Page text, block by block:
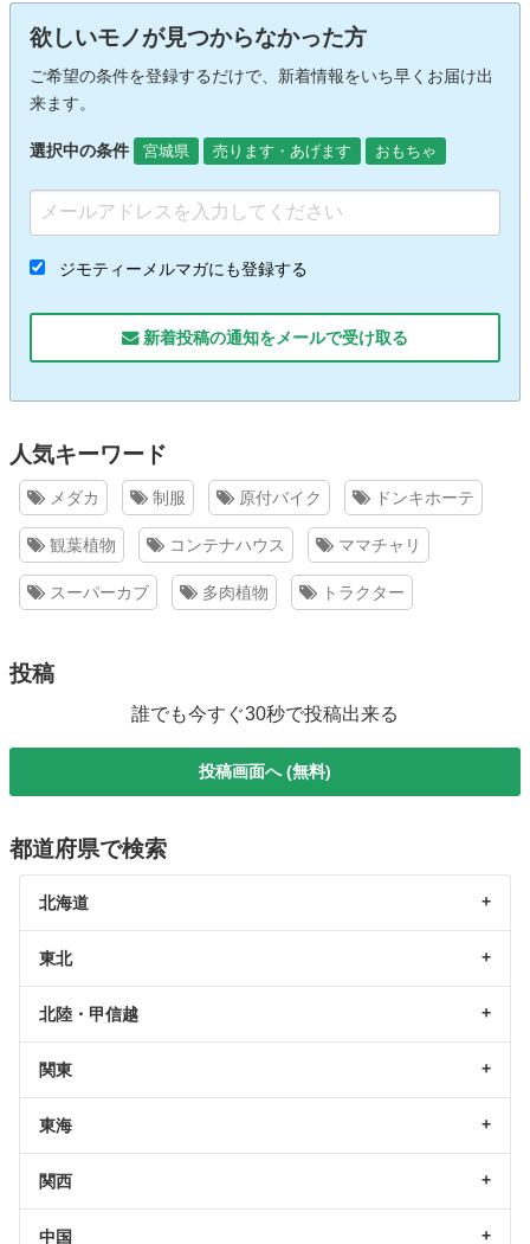
欲しいモノが見つからなかった方
ご希望の条件を登録するだけで、新着情報をいち早くお届け出
来ます。
選択中の条件 宮城県 売ります・あげます おもちゃ
ジモティーメルマガにも登録する
新着投稿の通知をメールで受け取る
人気キーワード
メダカ 制服 原付バイク ドンキホーテ
観葉植物 コンテナハウス ママチャリ
スーパーカブ 多肉植物 トラクター
投稿
誰でも今すぐ30秒で投稿出来る
投稿画面へ (無料)
都道府県で検索
北海道
東北
北陸・甲信越
関東
東海
関西
中国